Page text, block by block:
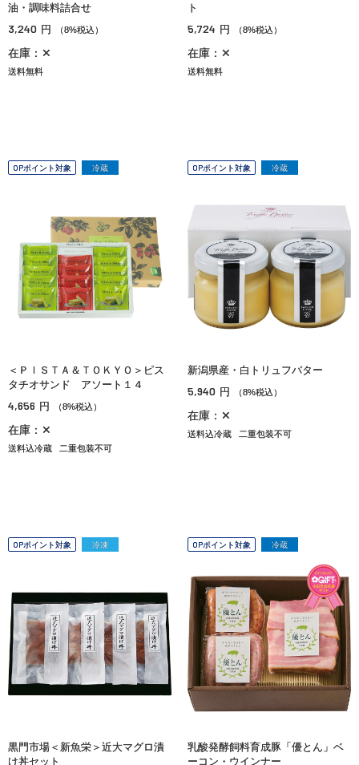
油・調味料詰合せ
3,240 円 （8%税込）
在庫：✕
送料無料
ト
5,724 円 （8%税込）
在庫：✕
送料無料
OPポイント対象 冷蔵
＜ＰＩＳＴＡ＆ＴＯＫＹＯ＞ピス
タチオサンド アソート１４
4,656 円 （8%税込）
在庫：✕
送料込冷蔵 二重包装不可
OPポイント対象 冷蔵
新潟県産・白トリュフバター
5,940 円 （8%税込）
在庫：✕
送料込冷蔵 二重包装不可
OPポイント対象 冷凍
黒門市場＜新魚栄＞近大マグロ漬
け丼セット
OPポイント対象 冷蔵
乳酸発酵飼料育成豚「優とん」ベ
ーコン・ウインナー